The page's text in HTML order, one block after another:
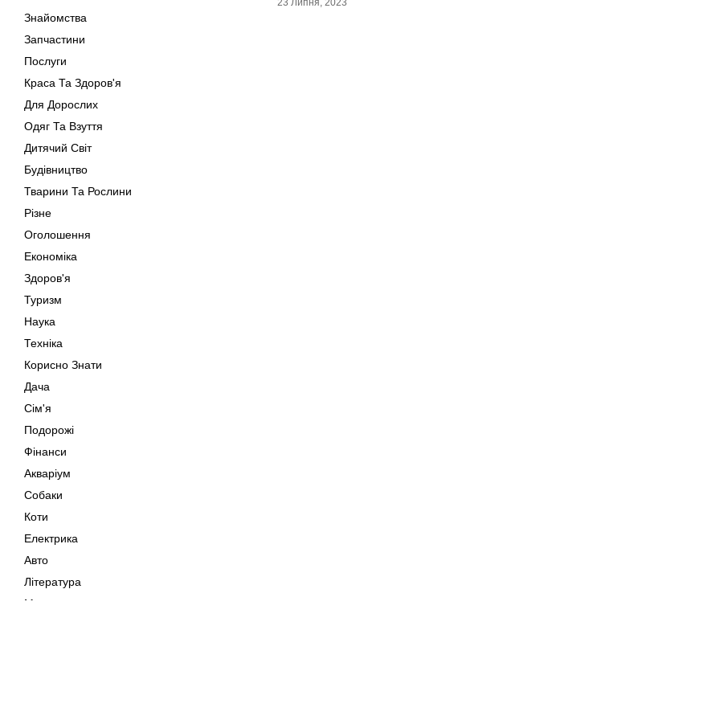
Знайомства
Запчастини
Послуги
Краса Та Здоров'я
Для Дорослих
Одяг Та Взуття
Дитячий Світ
Будівництво
Тварини Та Рослини
Різне
Оголошення
Економіка
Здоров'я
Туризм
Наука
Техніка
Корисно Знати
Дача
Сім'я
Подорожі
Фінанси
Акваріум
Собаки
Коти
Електрика
Авто
Література
Музика
23 Липня, 2023